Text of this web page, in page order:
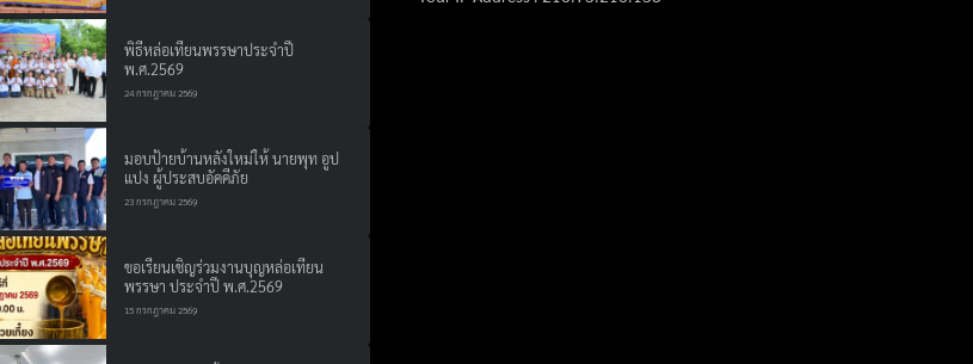
พิธีหล่อเทียนพรรษาประจำปี
พ.ศ.2569
24 กรกฎาคม 2569
มอบป้ายบ้านหลังใหม่ให้ นายพุท อูป
แปง ผู้ประสบอัคคีภัย
23 กรกฎาคม 2569
ขอเรียนเชิญร่วมงานบุญหล่อเทียน
พรรษา ประจำปี พ.ศ.2569
15 กรกฎาคม 2569